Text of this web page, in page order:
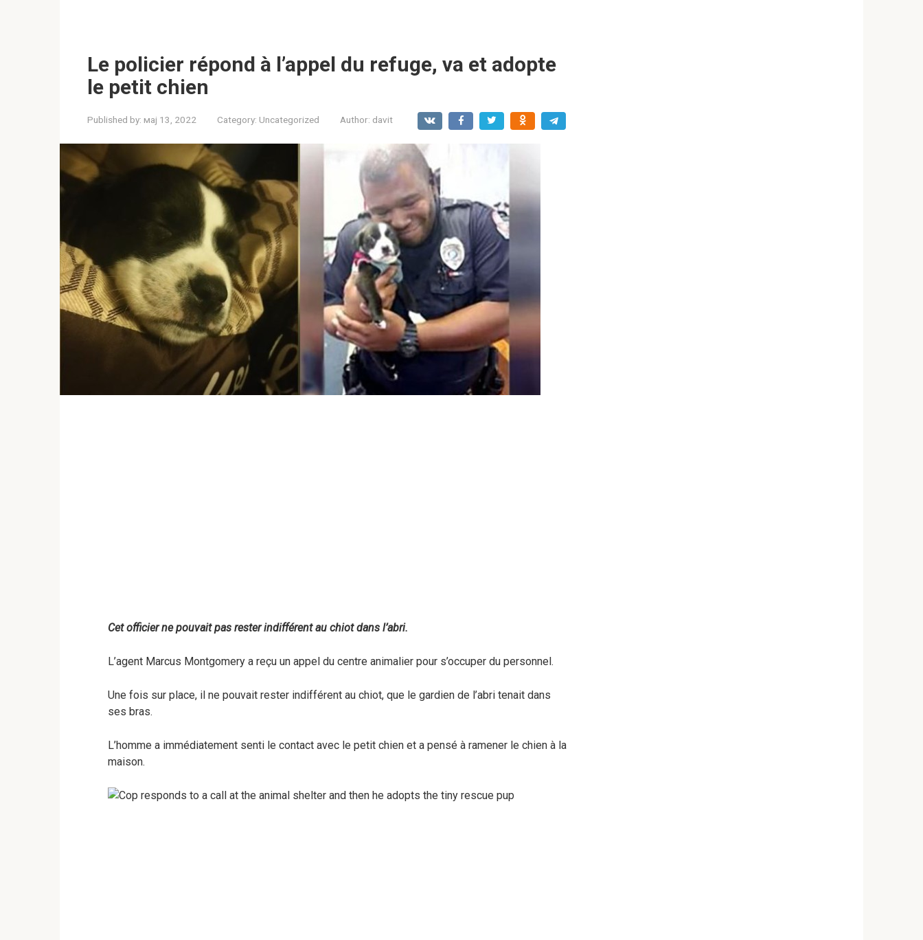
Le policier répond à l’appel du refuge, va et adopte
le petit chien
Published by: мај 13, 2022 Category: Uncategorized Author: davit
Cet officier ne pouvait pas rester indifférent au chiot dans l’abri.
L’agent Marcus Montgomery a reçu un appel du centre animalier pour s’occuper du personnel.
Une fois sur place, il ne pouvait rester indifférent au chiot, que le gardien de l’abri tenait dans
ses bras.
L’homme a immédiatement senti le contact avec le petit chien et a pensé à ramener le chien à la
maison.